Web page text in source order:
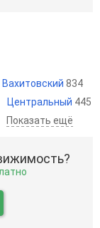
Вахитовский 834
Центральный 445
Показать ещё